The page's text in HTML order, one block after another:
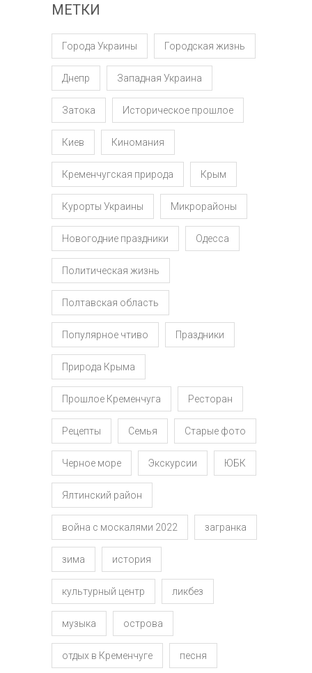
МЕТКИ
Города Украины Городская жизнь
Днепр Западная Украина
Затока Историческое прошлое
Киев Киномания
Кременчугская природа Крым
Курорты Украины Микрорайоны
Новогодние праздники Одесса
Политическая жизнь
Полтавская область
Популярное чтиво Праздники
Природа Крыма
Прошлое Кременчуга Ресторан
Рецепты Семья Старые фото
Черное море Экскурсии ЮБК
Ялтинский район
война с москалями 2022 загранка
зима история
культурный центр ликбез
музыка острова
отдых в Кременчуге песня